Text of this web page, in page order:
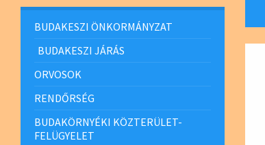
BUDAKESZI ÖNKORMÁNYZAT
BUDAKESZI JÁRÁS
ORVOSOK
RENDŐRSÉG
BUDAKÖRNYÉKI KÖZTERÜLET-
FELÜGYELET